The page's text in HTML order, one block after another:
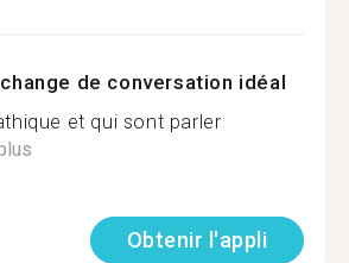
de conversation idéal
et qui sont parler
Obtenir l'appli